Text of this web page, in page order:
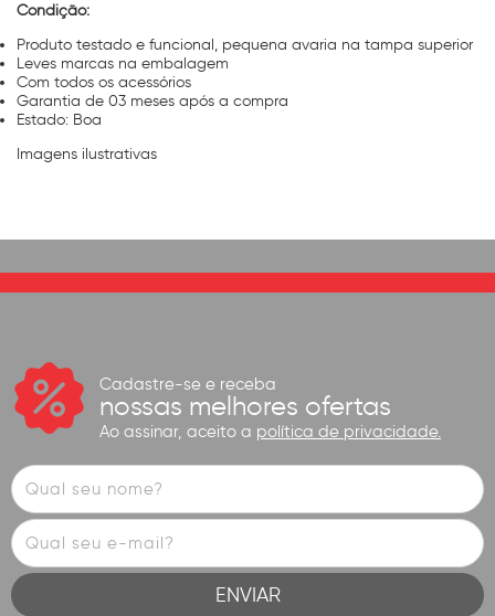
Condição:
Produto testado e funcional, pequena avaria na tampa superior
Leves marcas na embalagem
Com todos os acessórios
Garantia de 03 meses após a compra
Estado: Boa
Imagens ilustrativas
Cadastre-se e receba
nossas melhores ofertas
Ao assinar, aceito a política de privacidade.